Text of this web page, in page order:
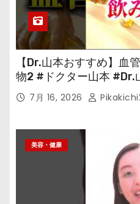
【Dr.山本おすすめ】血
物2 #ドクター山本 #Dr.
7月 16, 2026
美容・健康